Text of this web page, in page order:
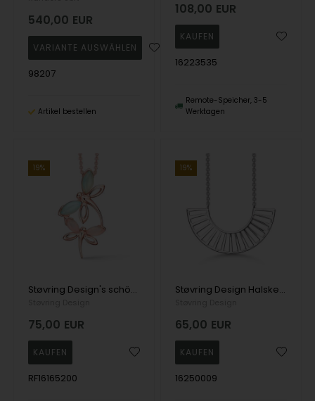
540,00 EUR
98207
Artikel bestellen
108,00 EUR
16223535
Remote-Speicher, 3-5
Werktagen
19%
Støvring Design's schöne Rose gefüllt Halskette mit zwei Libellen als Anhänger mit rosa Quarz und Aqua Achat in den Flügeln
75,00 EUR
RF16165200
19%
Støvring Design Halskette aus Silber mit halbkreisförmigem Anhänger
65,00 EUR
16250009